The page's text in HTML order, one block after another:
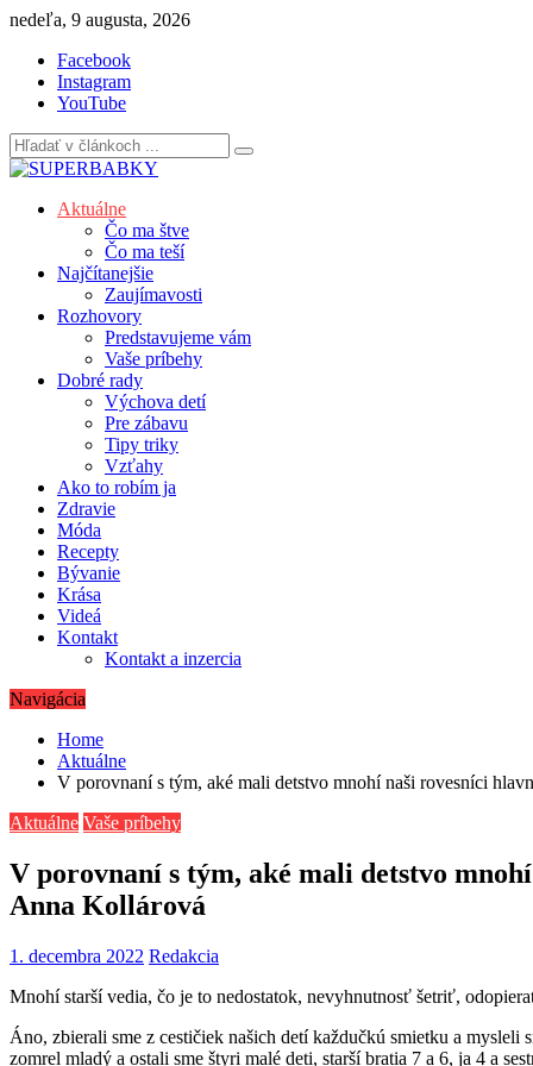
Skip
content
nedeľa, 9 augusta, 2026
Facebook
Instagram
YouTube
Aktuálne
Čo ma štve
Čo ma teší
Najčítanejšie
Zaujímavosti
Rozhovory
Predstavujeme vám
Vaše príbehy
Dobré rady
Výchova detí
Pre zábavu
Tipy triky
Vzťahy
Ako to robím ja
Zdravie
Móda
Recepty
Bývanie
Krása
Videá
Kontakt
Kontakt a inzercia
Navigácia
Home
Aktuálne
V porovnaní s tým, aké mali detstvo mnohí naši rovesníci
Aktuálne Vaše príbehy
V porovnaní s tým, aké mali detstvo
Anna Kollárová
1. decembra 2022 Redakcia
Mnohí starší vedia, čo je to nedostatok, nevyhnutnosť šetriť,
Áno, zbierali sme z cestičiek našich detí každučkú smietku a
zomrel mladý a ostali sme štyri malé deti, starší bratia 7 a 6, ja 4 a